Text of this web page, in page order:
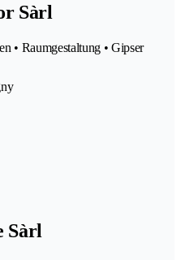
Sàrl
• Raumgestaltung • Gipser
Sàrl